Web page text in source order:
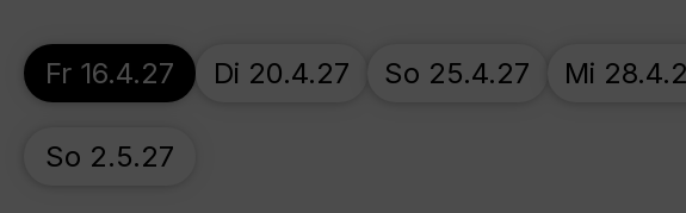
Fr 16.4.27 Di 20.4.27 So 25.4.27 Mi
So 2.5.27